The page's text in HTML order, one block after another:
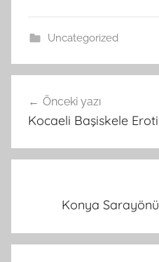
Uncategorized
gezinmesi
Önceki yazı
Kocaeli Başiskele
Konya